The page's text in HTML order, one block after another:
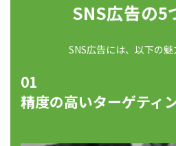
SNS広告の5
SNS広告には、以下の魅
01
精度の高いターゲティ